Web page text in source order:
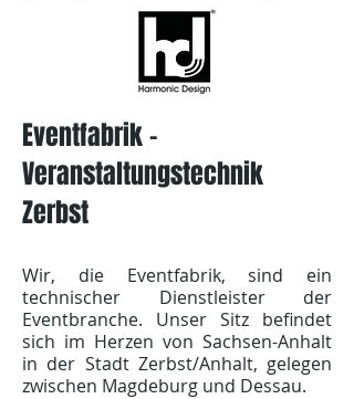
Eventfabrik -
Veranstaltungstechnik
Zerbst
Wir, die Eventfabrik, sind ein
technischer Dienstleister der
Eventbranche. Unser Sitz befindet
sich im Herzen von Sachsen-Anhalt
in der Stadt Zerbst/Anhalt, gelegen
zwischen Magdeburg und Dessau.